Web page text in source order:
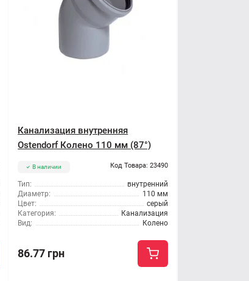
Канализация внутренняя
Ostendorf Колено 110 мм (87°)
В наличии Код Товара: 23490
Тип:
внутренний
Диаметр:
110 мм
Цвет:
серый
Категория:
Канализация
Вид:
Колено
86.77 грн